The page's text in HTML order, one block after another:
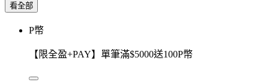
看全部
P幣
【限全盈+PAY】單筆滿$5000送100P幣